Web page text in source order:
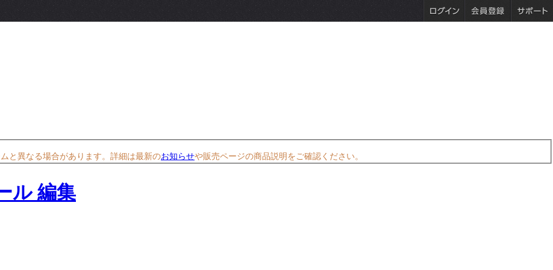
と異なる場合があります。詳細は最新のお知らせや販売ページの商品説明をご確認ください。